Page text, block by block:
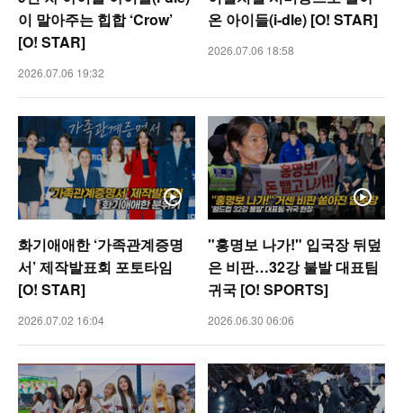
이 말아주는 힙합 ‘Crow’
[O! STAR]
2026.07.06 19:32
온 아이들(i-dle) [O! STAR]
2026.07.06 18:58
화기애애한 ‘가족관계증명
서’ 제작발표회 포토타임
[O! STAR]
2026.07.02 16:04
"홍명보 나가!" 입국장 뒤덮
은 비판…32강 불발 대표팀
귀국 [O! SPORTS]
2026.06.30 06:06